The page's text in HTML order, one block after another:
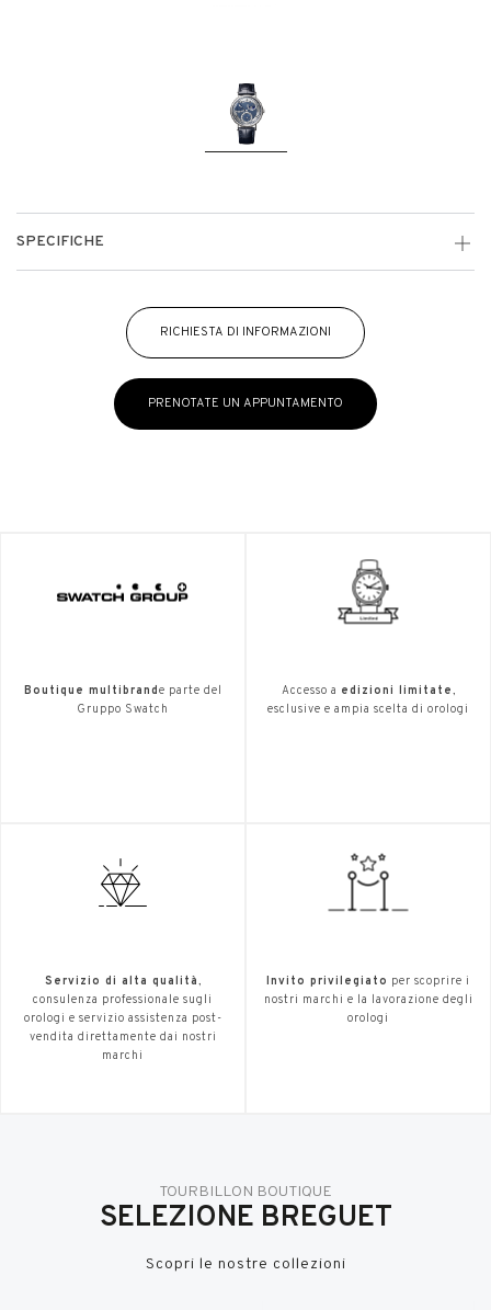
SPECIFICHE
RICHIESTA DI INFORMAZIONI
PRENOTATE UN APPUNTAMENTO
Boutique multibrand e parte del
Gruppo Swatch
Accesso a edizioni limitate,
esclusive e ampia scelta di orologi
Servizio di alta qualità,
consulenza professionale sugli
orologi e servizio assistenza post-
vendita direttamente dai nostri
marchi
Invito privilegiato per scoprire i
nostri marchi e la lavorazione degli
orologi
TOURBILLON BOUTIQUE
SELEZIONE BREGUET
Scopri le nostre collezioni